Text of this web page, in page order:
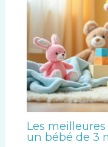
Les
un bébé de 3